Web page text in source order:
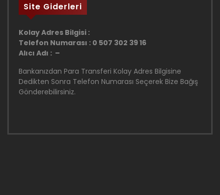
Site Giderleri
Kolay Adres Bilgisi :
Telefon Numarası : 0 507 302 39 16
Alıcı Adı : –
Bankanızdan Para Transferi Kolay Adres Bilgisine
Dedikten Sonra Telefon Numarası Seçerek Bize Bağış
Gönderebilirsiniz.